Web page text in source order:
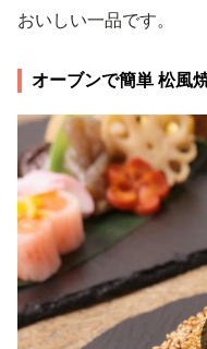
おいしい一品です。
オーブンで簡単 松風